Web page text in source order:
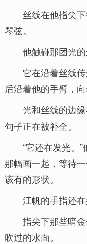
丝线在他指尖
琴弦。
他触碰那团光
它在沿着丝线
后沿着他的手臂，
光和丝线的边
句子正在被补全。
“它还在发光。
那幅画一起，等待
该有的形状。
江帆的手指还在
指尖下那些暗
吹过的水面。